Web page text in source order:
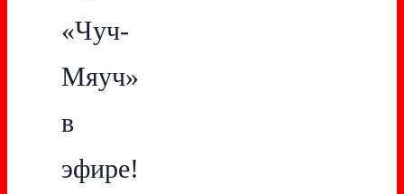
«Чуч-
Мяуч»
в
эфире!